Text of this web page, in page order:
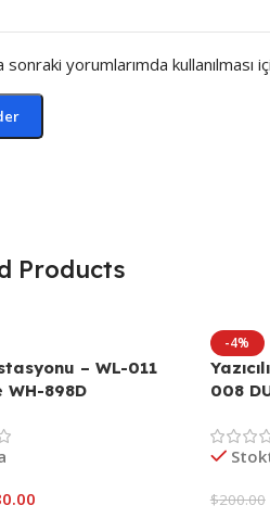
sonraki yorumlarımda
Products
– WL-011
WH-898D
-4%
008
$200.00